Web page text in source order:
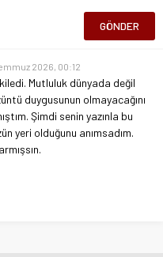
2026, 00:12
Mutluluk dünyada değil
duygusunun olmayacağını
Şimdi senin yazınla bu
yeri olduğunu anımsadım.